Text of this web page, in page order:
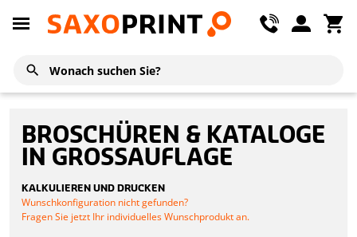
BROSCHÜREN & KATALOGE
IN GROSSAUFLAGE
KALKULIEREN UND DRUCKEN
Wunschkonfiguration nicht gefunden?
Fragen Sie jetzt Ihr individuelles Wunschprodukt an.